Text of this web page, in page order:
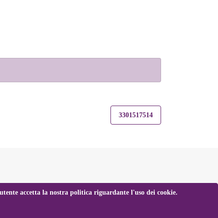
3301517514
accetta la nostra politica riguardante l'uso dei cookie.